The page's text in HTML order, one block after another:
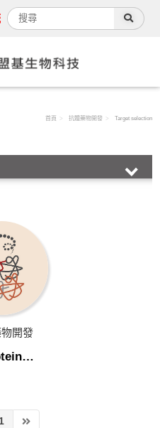
首頁 抗體藥物開發 Target selection
開發
1